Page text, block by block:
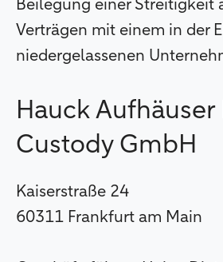
Beilegung einer Streitigkeit
Verträgen mit einem in der
niedergelassenen
Hauck
Custody GmbH
Kaiserstraße 24
60311 Frankfurt am Main